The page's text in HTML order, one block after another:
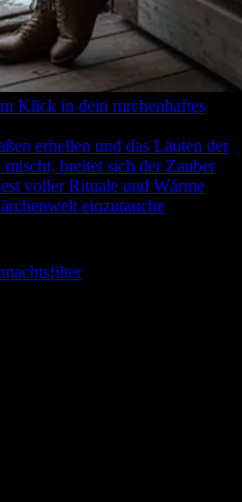
Klick in dein mrchenhaftes
erhellen und das Läuten der
breitet sich der Zauber
voller Rituale und Wärme
einzutauche